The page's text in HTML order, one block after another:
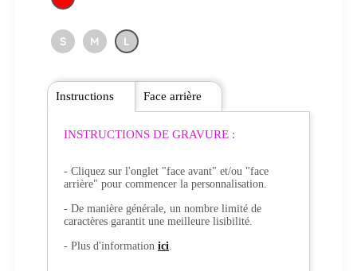
S M L
Instructions
INSTRUCTIONS DE GRAVURE :
- Cliquez sur l'onglet "face avant" et/ou "face
arrière" pour commencer la personnalisation.
- De manière générale, un nombre limité de
caractères garantit une meilleure lisibilité.
- Plus d'information ici.
Face arrière